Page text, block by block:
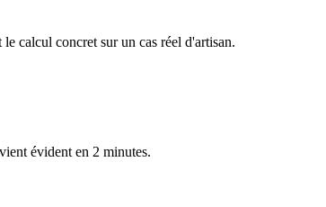
calcul concret sur un cas réel d'artisan.
évident en 2 minutes.